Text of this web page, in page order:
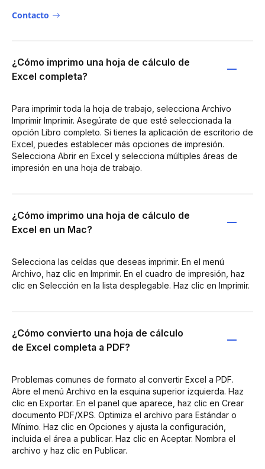
Contacto
¿Cómo imprimo una hoja de cálculo de
Excel completa?
Para imprimir toda la hoja de trabajo, selecciona Archivo
Imprimir Imprimir. Asegúrate de que esté seleccionada la
opción Libro completo. Si tienes la aplicación de escritorio de
Excel, puedes establecer más opciones de impresión.
Selecciona Abrir en Excel y selecciona múltiples áreas de
impresión en una hoja de trabajo.
¿Cómo imprimo una hoja de cálculo de
Excel en un Mac?
Selecciona las celdas que deseas imprimir. En el menú
Archivo, haz clic en Imprimir. En el cuadro de impresión, haz
clic en Selección en la lista desplegable. Haz clic en Imprimir.
¿Cómo convierto una hoja de cálculo
de Excel completa a PDF?
Problemas comunes de formato al convertir Excel a PDF.
Abre el menú Archivo en la esquina superior izquierda. Haz
clic en Exportar. En el panel que aparece, haz clic en Crear
documento PDF/XPS. Optimiza el archivo para Estándar o
Mínimo. Haz clic en Opciones y ajusta la configuración,
incluida el área a publicar. Haz clic en Aceptar. Nombra el
archivo y haz clic en Publicar.